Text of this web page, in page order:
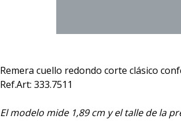
Remera cuello redondo corte clásico
Ref.Art: 333.7511
El modelo mide 1,89 cm y el talle de la